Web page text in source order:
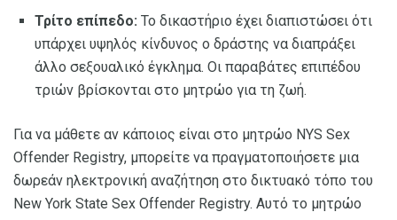
Τρίτο επίπεδο: Το δικαστήριο έχει διαπιστώσει ότι
υπάρχει υψηλός κίνδυνος ο δράστης να διαπράξει
άλλο σεξουαλικό έγκλημα. Οι παραβάτες επιπέδου
τριών βρίσκονται στο μητρώο για τη ζωή.
Για να μάθετε αν κάποιος είναι στο μητρώο NYS Sex
Offender Registry, μπορείτε να πραγματοποιήσετε μια
δωρεάν ηλεκτρονική αναζήτηση στο δικτυακό τόπο του
New York State Sex Offender Registry. Αυτό το μητρώο